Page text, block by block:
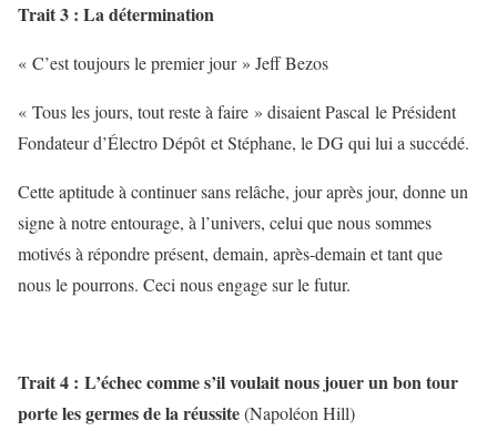
Trait 3 : La détermination
« C’est toujours le premier jour » Jeff Bezos
« Tous les jours, tout reste à faire » disaient Pascal le Président
Fondateur d’Électro Dépôt et Stéphane, le DG qui lui a succédé.
Cette aptitude à continuer sans relâche, jour après jour, donne un
signe à notre entourage, à l’univers, celui que nous sommes
motivés à répondre présent, demain, après-demain et tant que
nous le pourrons. Ceci nous engage sur le futur.
Trait 4 : L’échec comme s’il voulait nous jouer un bon tour
porte les germes de laréussite(Napoléon Hill)